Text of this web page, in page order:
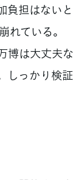
負担はないと
れている。
博は大丈夫な
しっかり検証